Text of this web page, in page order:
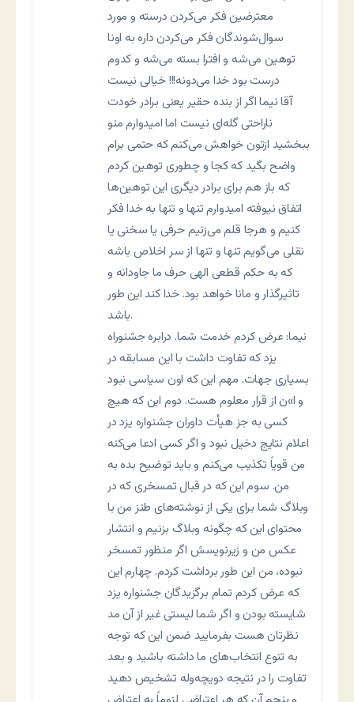
معترضین فکر می‌کردن درسته و مورد
سوال‌شوندگان فکر می‌کردن داره به اونا
توهین می‌شه و افترا بسته می‌شه و کدوم
درست بود خدا می‌دونه!!! خیالی نیست
آقا نیما اگر از بنده حقیر یعنی برادر خودت
ناراحتی گله‌ای نیست اما امیدوارم منو
ببخشید ازتون خواهش می‌کنم که حتمی برام
واضح بگید که کجا و چطوری توهین کردم
که باز هم برای برادر دیگری این توهین‌ها
اتفاق نیوفته امیدوارم تنها و تنها به خدا فکر
کنیم و هرجا قلم می‌زنیم حرفی یا سخنی یا
نقلی می‌گویم تنها و تنها از سر اخلاص باشه
که به حکم قطعی الهی حرف ما جاودانه و
تاثیرگذار و مانا خواهد بود. خدا کند این طور
باشد.
نيما: عرض کردم خدمت شما. درابره جشنوراه
يزد که تفاوت داشت با اين مسابقه در
بسياری جهات. مهم این که اون سياسی نبود
و ا»ن از قرار معلوم هست. دوم اين که هيچ
کسی به جز هيأت داوران جشنواره يزد در
اعلام نتايج دخيل نبود و اگر کسی ادعا می‌کنه
من قوياً تکذيب می‌کنم و بايد توضيح بده به
من. سوم اين که در قبال تمسخری که در
وبلاگ شما برای يکی از نوشته‌های طنز من با
محتوای اين که چگونه وبلاگ بزنيم و انتشار
عکس من و زيرنويسش اگر منظور تمسخر
نبوده، من اين طور برداشت کردم. چهارم اين
که عرض کردم تمام برگزيدگان جشنواره يزد
شايسته بودن و اگر شما ليستی غير از آن مد
نظرتان هست بفرماييد ضمن اين که توجه
به تنوع انتخاب‌های ما داشته باشيد و بعد
تفاوت را در نتيجه دويچه‌وله تشخيص دهيد